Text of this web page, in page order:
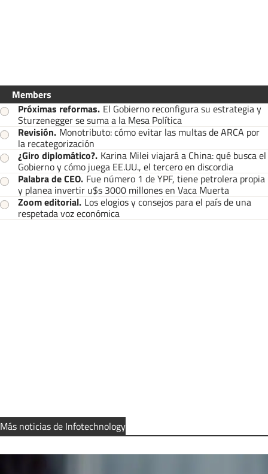
Members
Próximas reformas. El Gobierno reconfigura su estrategia y
Sturzenegger se suma a la Mesa Política
Revisión. Monotributo: cómo evitar las multas de ARCA por
la recategorización
¿Giro diplomático?. Karina Milei viajará a China: qué busca el
Gobierno y cómo juega EE.UU., el tercero en discordia
Palabra de CEO. Fue número 1 de YPF, tiene petrolera propia
y planea invertir u$s 3000 millones en Vaca Muerta
Zoom editorial. Los elogios y consejos para el país de una
respetada voz económica
Más noticias de Infotechnology